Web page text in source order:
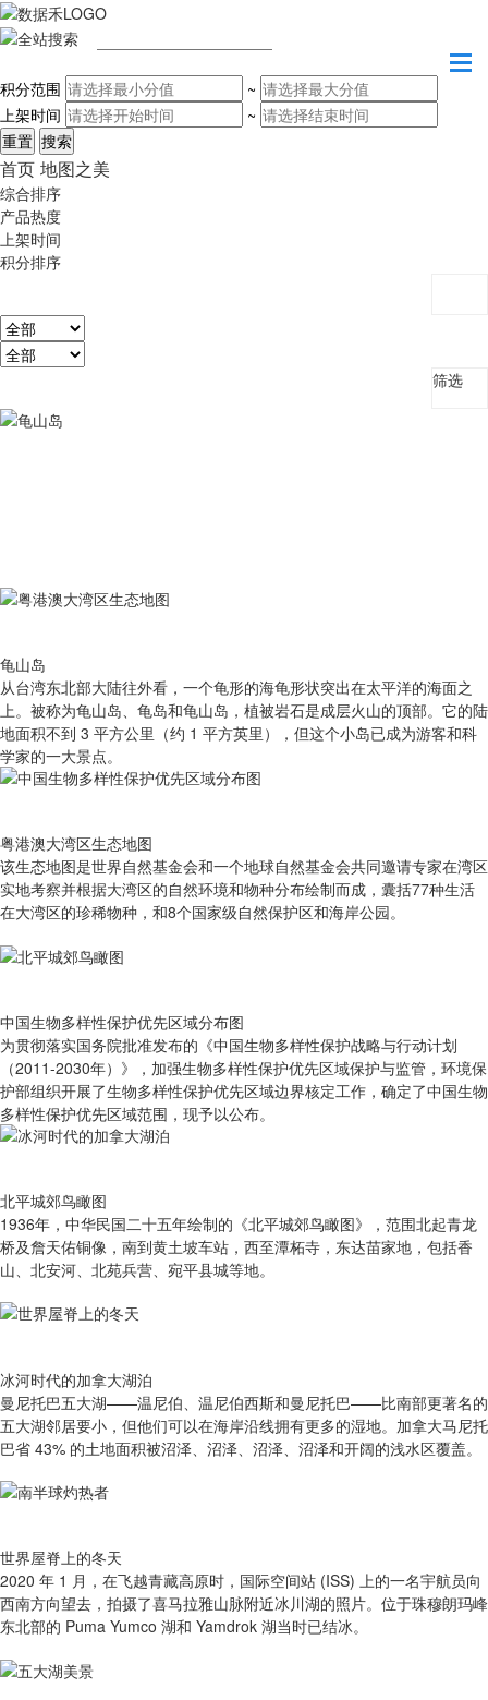
积分范围
~
上架时间
~
首页 地图之美
综合排序
产品热度
上架时间
积分排序
筛选
龟山岛
从台湾东北部大陆往外看，一个龟形的海龟形状突出在太平洋的海面之
上。被称为龟山岛、龟岛和龟山岛，植被岩石是成层火山的顶部。它的陆
地面积不到 3 平方公里（约 1 平方英里），但这个小岛已成为游客和科
学家的一大景点。
粤港澳大湾区生态地图
该生态地图是世界自然基金会和一个地球自然基金会共同邀请专家在湾区
实地考察并根据大湾区的自然环境和物种分布绘制而成，囊括77种生活
在大湾区的珍稀物种，和8个国家级自然保护区和海岸公园。
中国生物多样性保护优先区域分布图
为贯彻落实国务院批准发布的《中国生物多样性保护战略与行动计划
（2011-2030年）》，加强生物多样性保护优先区域保护与监管，环境保
护部组织开展了生物多样性保护优先区域边界核定工作，确定了中国生物
多样性保护优先区域范围，现予以公布。
北平城郊鸟瞰图
1936年，中华民国二十五年绘制的《北平城郊鸟瞰图》，范围北起青龙
桥及詹天佑铜像，南到黄土坡车站，西至潭柘寺，东达苗家地，包括香
山、北安河、北苑兵营、宛平县城等地。
冰河时代的加拿大湖泊
曼尼托巴五大湖——温尼伯、温尼伯西斯和曼尼托巴——比南部更著名的
五大湖邻居要小，但他们可以在海岸沿线拥有更多的湿地。加拿大马尼托
巴省 43% 的土地面积被沼泽、沼泽、沼泽、沼泽和开阔的浅水区覆盖。
世界屋脊上的冬天
2020 年 1 月，在飞越青藏高原时，国际空间站 (ISS) 上的一名宇航员向
西南方向望去，拍摄了喜马拉雅山脉附近冰川湖的照片。位于珠穆朗玛峰
东北部的 Puma Yumco 湖和 Yamdrok 湖当时已结冰。